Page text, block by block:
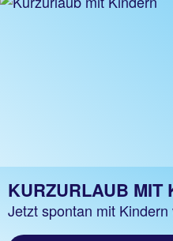
KURZURLAUB MIT
Jetzt spontan mit Kindern